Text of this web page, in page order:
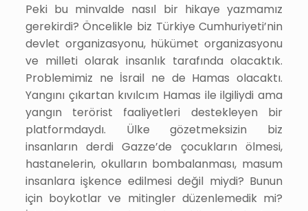
Peki bu minvalde nasıl bir hikaye yazmamız
gerekirdi? Öncelikle biz Türkiye Cumhuriyeti’nin
devlet organizasyonu, hükümet organizasyonu
ve milleti olarak insanlık tarafında olacaktık.
Problemimiz ne İsrail ne de Hamas olacaktı.
Yangını çıkartan kıvılcım Hamas ile ilgiliydi ama
yangın terörist faaliyetleri destekleyen bir
platformdaydı. Ülke gözetmeksizin biz
insanların derdi Gazze’de çocukların ölmesi,
hastanelerin, okulların bombalanması, masum
insanlara işkence edilmesi değil miydi? Bunun
için boykotlar ve mitingler düzenlemedik mi?